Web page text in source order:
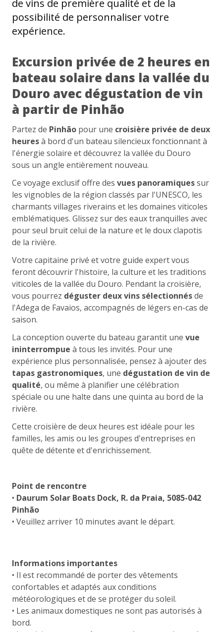
de vins de première qualité et de la
possibilité de personnaliser votre
expérience.
Excursion privée de 2 heures en
bateau solaire dans la vallée du
Douro avec dégustation de vin
à partir de Pinhão
Partez de Pinhão pour une croisière privée de deux
heuresà bord d'un bateau silencieux fonctionnant à
l'énergie solaire et découvrez la vallée du Douro
sous un angle entièrement nouveau.
Ce voyage exclusif offre des vues panoramiquessur
les vignobles de la région classés par l'UNESCO, les
charmants villages riverains et les domaines viticoles
emblématiques. Glissez sur des eaux tranquilles avec
pour seul bruit celui de la nature et le doux clapotis
de la rivière.
Votre capitaine privé et votre guide expert vous
feront découvrir l'histoire, la culture et les traditions
viticoles de la vallée du Douro. Pendant la croisière,
vous pourrez déguster deux vins sélectionnésde
l'Adega de Favaios, accompagnés de légers en-cas de
saison.
La conception ouverte du bateau garantit une vue
ininterrompue à tous les invités. Pour une
expérience plus personnalisée, pensez à ajouter des
tapas gastronomiques, une dégustation de vin de
qualité, ou même à planifier une célébration
spéciale ou une halte dans une quinta au bord de la
rivière.
Cette croisière de deux heures est idéale pour les
familles, les amis ou les groupes d'entreprises en
quête de détente et d'enrichissement.
Point de rencontre
• Daurum Solar Boats Dock, R. da Praia, 5085-042
Pinhão
• Veuillez arriver 10 minutes avant le départ.
Informations importantes
• Il est recommandé de porter des vêtements
confortables et adaptés aux conditions
météorologiques et de se protéger du soleil.
• Les animaux domestiques ne sont pas autorisés à
bord.